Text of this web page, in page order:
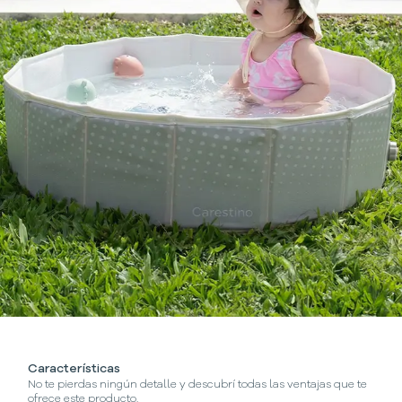
Características
No te pierdas ningún detalle y descubrí todas las ventajas que te
ofrece este producto.